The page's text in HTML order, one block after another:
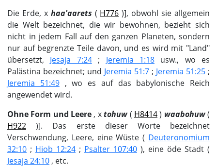
Die Erde, х haa'aarets ( H776 )], obwohl sie allgemein
die Welt bezeichnet, die wir bewohnen, bezieht sich
nicht in jedem Fall auf den ganzen Planeten, sondern
nur auf begrenzte Teile davon, und es wird mit "Land"
übersetzt, Jesaja 7:24; Jeremia 1:18usw., wo es
Palästina bezeichnet; und Jeremia 51:7 ; Jeremia 51:25 ;
Jeremia 51:49, wo es auf das babylonische Reich
angewendet wird.
Ohne Form und Leere , хtohuw( H8414) waabohuw(
H922 )]. Das erste dieser Worte bezeichnet
Verschwendung, Leere, eine Wüste ( Deuteronomium
32:10 ; Hiob 12:24 ; Psalter 107:40 ), eine öde Stadt (
Jesaja 24:10 , etc.